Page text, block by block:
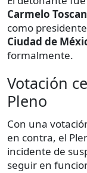
Carmelo
como
Ciudad de
formalmente.
Votación
Pleno
Con una
en contra, el
incidente de
seguir en